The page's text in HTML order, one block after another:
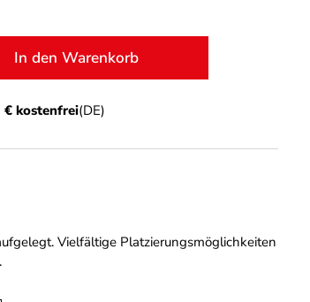
Gib den gewünschten Wert
In den Warenkorb
€ kostenfrei(DE)
Vielfältige Platzierungsmöglichkeiten